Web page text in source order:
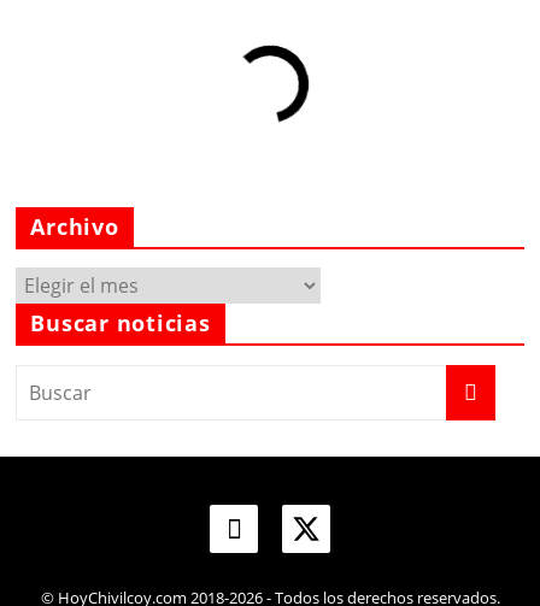
Archivo
Archivo
Buscar noticias
© HoyChivilcoy.com 2018-2026 - Todos los derechos reservados.